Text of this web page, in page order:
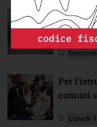
Le
Per
comuni
Lunedì